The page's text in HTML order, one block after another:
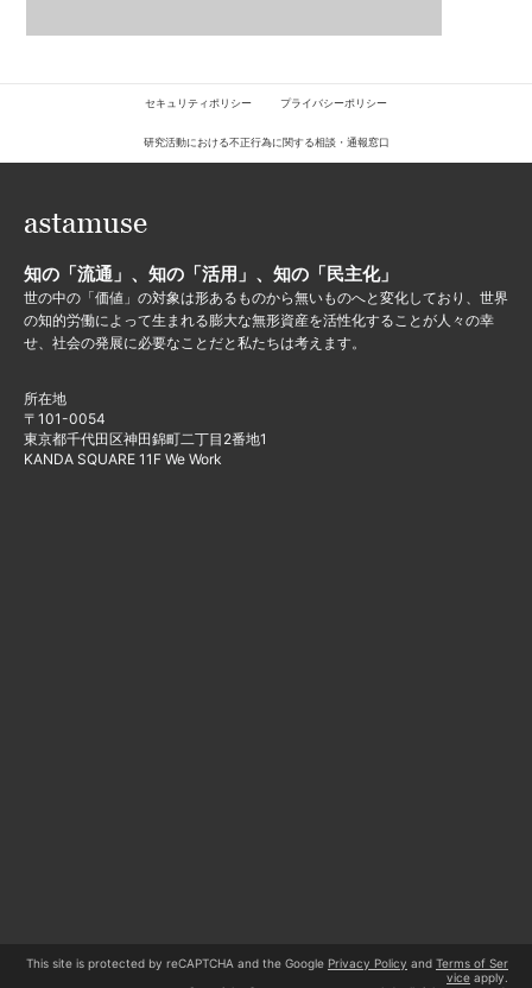
セキュリティポリシー プライバシーポリシー
研究活動における不正行為に関する相談・通報窓口
知の「流通」、知の「活用」、知の「民主化」
世の中の「価値」の対象は形あるものから無いものへと変化しており、世界
の知的労働によって生まれる膨大な無形資産を活性化することが人々の幸
せ、社会の発展に必要なことだと私たちは考えます。
所在地
〒101-0054
東京都千代田区神田錦町二丁目2番地1
KANDA SQUARE 11F We Work
This site is protected by reCAPTCHA and the Google Privacy Policy and Terms of Ser
vice apply.